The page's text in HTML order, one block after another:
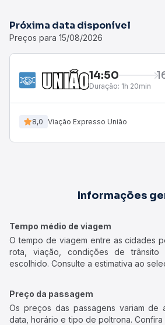
Próxima data disponível
Preços para 15/08/2026
14:50
Duração: 1h 20min
8,0 Viação Expresso União
Informações
Tempo médio de viagem
O tempo de viagem entre as cidades
rota, viação, condições de
escolhido. Consulte a estimativa ao
Preço da passagem
Os preços das passagens variam de
data, horário e tipo de poltrona.